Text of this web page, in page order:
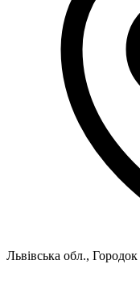
Львівська обл., Городок